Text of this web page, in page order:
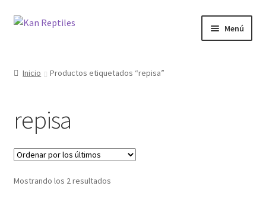
Ir
Ir
Menú
Blog
Inicio Productos etiquetados “repisa”
repisa
Mostrando los 2 resultados